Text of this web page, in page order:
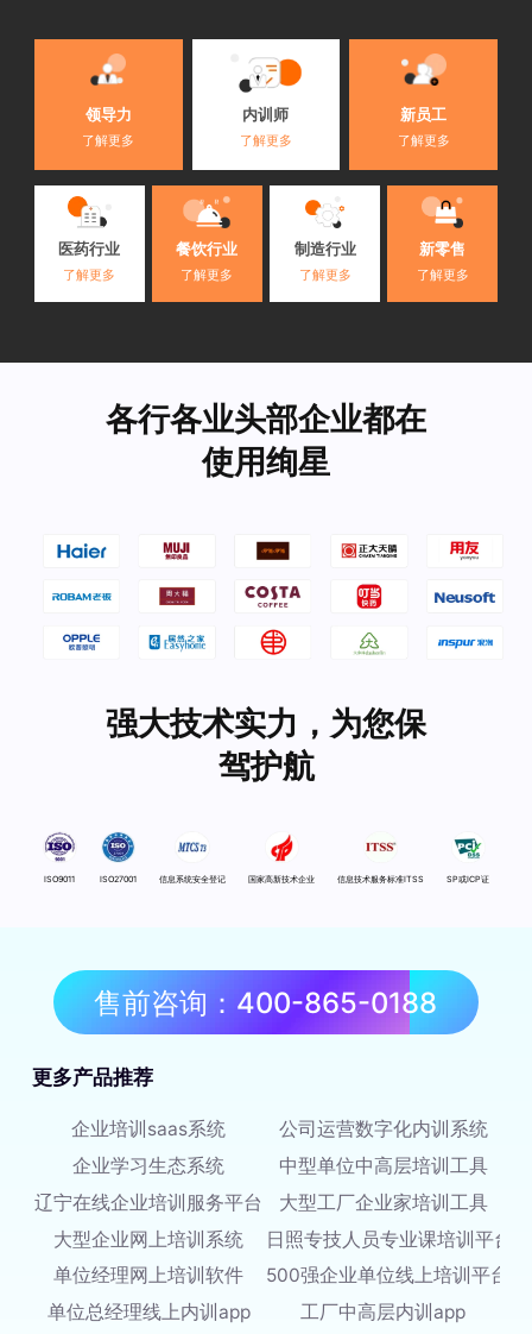
领导力
了解更多
内训师
了解更多
新员工
了解更多
医药行业
了解更多
餐饮行业
了解更多
制造行业
了解更多
新零售
了解更多
各行各业头部企业都在
使用绚星
强大技术实力，为您保
驾护航
ISO9011 ISO27001 信息系统安全登记 国家高新技术企业 信息技术服务标准ITSS SP或ICP证
售前咨询：400-865-0188
更多产品推荐
企业培训saas系统
公司运营数字化内训系统
企业学习生态系统
中型单位中高层培训工具
辽宁在线企业培训服务平台
大型工厂企业家培训工具
大型企业网上培训系统
日照专技人员专业课培训平台
单位经理网上培训软件
500强企业单位线上培训平台
单位总经理线上内训app
工厂中高层内训app